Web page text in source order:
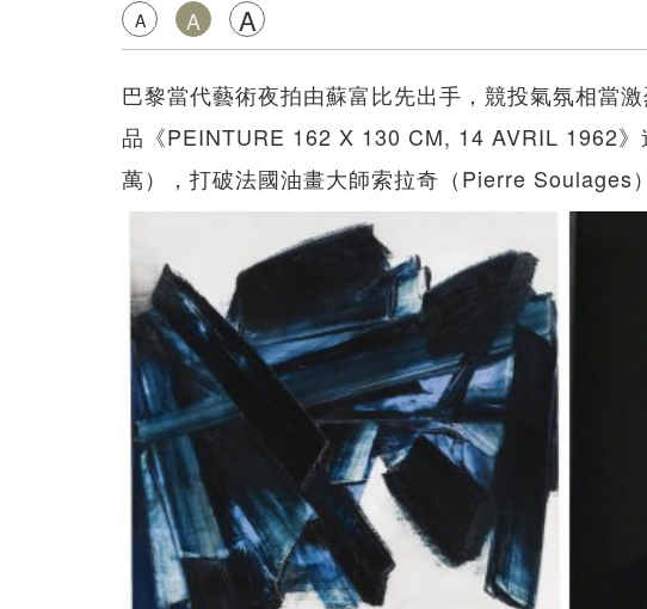
A A A
巴黎當代藝術夜拍由蘇富比先出手，競投氣氛相當
品《PEINTURE 162 X 130 CM, 14 AVRIL 1962
萬），打破法國油畫大師索拉奇（Pierre Soulages